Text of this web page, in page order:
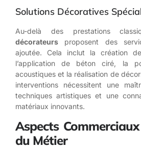
Solutions Décoratives
Au-delà des prestations
décorateurs proposent des
ajoutée. Cela inclut la création
l’application de béton ciré, la
acoustiques et la réalisation de
interventions nécessitent une
techniques artistiques et une
matériaux innovants.
Aspects
du Métier